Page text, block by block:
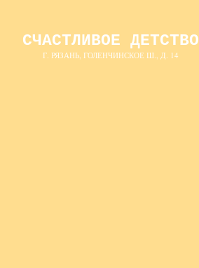
СЧАСТЛИВОЕ ДЕТСТВО
Г. РЯЗАНЬ, ГОЛЕНЧИНСКОЕ Ш., Д. 14